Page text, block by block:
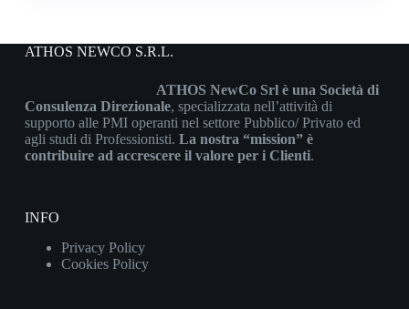
ATHOS NEWCO S.R.L.
ATHOS NewCo Srl è una Società di
Consulenza Direzionale, specializzata nell’attività di
supporto alle PMI operanti nel settore Pubblico/ Privato ed
agli studi di Professionisti. La nostra “mission” è
contribuire ad accrescere il valore per i Clienti.
INFO
Privacy Policy
Cookies Policy